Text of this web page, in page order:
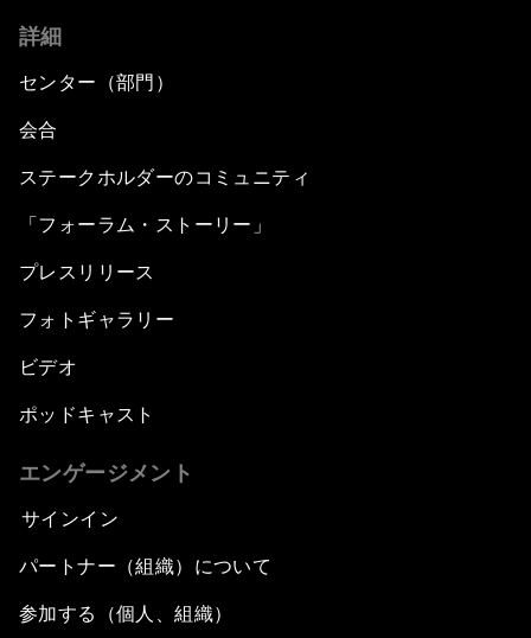
詳細
センター（部門）
会合
ステークホルダーのコミュニティ
「フォーラム・ストーリー」
プレスリリース
フォトギャラリー
ビデオ
ポッドキャスト
エンゲージメント
サインイン
パートナー（組織）について
参加する（個人、組織）